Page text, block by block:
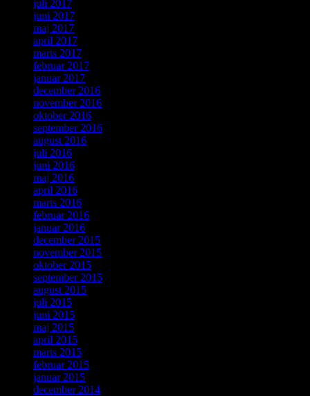
juli 2017
juni 2017
maj 2017
april 2017
marts 2017
februar 2017
januar 2017
december 2016
november 2016
oktober 2016
september 2016
august 2016
juli 2016
juni 2016
maj 2016
april 2016
marts 2016
februar 2016
januar 2016
december 2015
november 2015
oktober 2015
september 2015
august 2015
juli 2015
juni 2015
maj 2015
april 2015
marts 2015
februar 2015
januar 2015
december 2014